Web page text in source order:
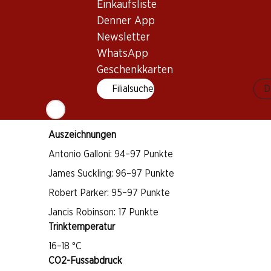
Einkaufsliste
Denner App
Newsletter
WhatsApp
Geschenkkarten
Filialsuche
Cabernet Franc
Auszeichnungen
Antonio Galloni: 94–97 Punkte
James Suckling: 96–97 Punkte
Robert Parker: 95–97 Punkte
Jancis Robinson: 17 Punkte
Trinktemperatur
16–18 °C
CO2-Fussabdruck